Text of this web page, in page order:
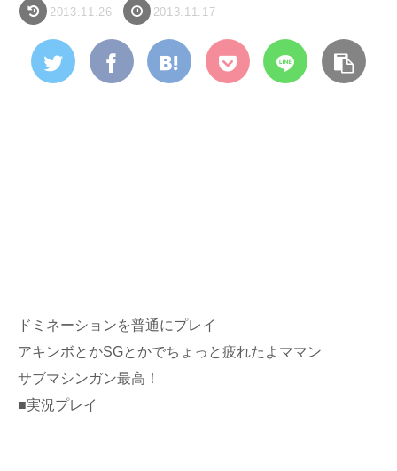
2013.11.26 2013.11.17
ドミネーションを普通にプレイ
アキンボとかSGとかでちょっと疲れたよママン
サブマシンガン最高！
■実況プレイ